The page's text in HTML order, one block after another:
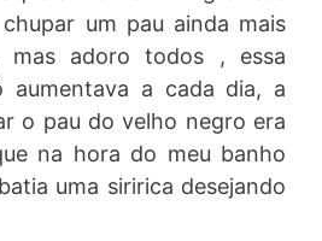
um pau ainda mais
adoro todos , essa
aumentava a cada dia, a
o pau do velho negro era
na hora do meu banho
uma siririca desejando